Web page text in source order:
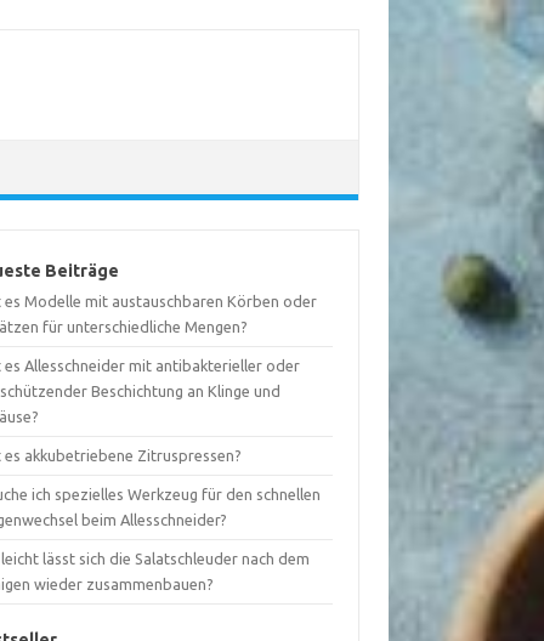
Beiträge
es Modelle mit austauschbaren Körben oder
für unterschiedliche Mengen?
es Allesschneider mit antibakterieller oder
Beschichtung an Klinge und
es akkubetriebene Zitruspressen?
ich spezielles Werkzeug für den schnellen
beim Allesschneider?
lässt sich die Salatschleuder nach dem
wieder zusammenbauen?